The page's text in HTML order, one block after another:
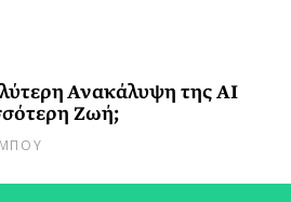
Ανακάλυψη της AI
Ζωή;